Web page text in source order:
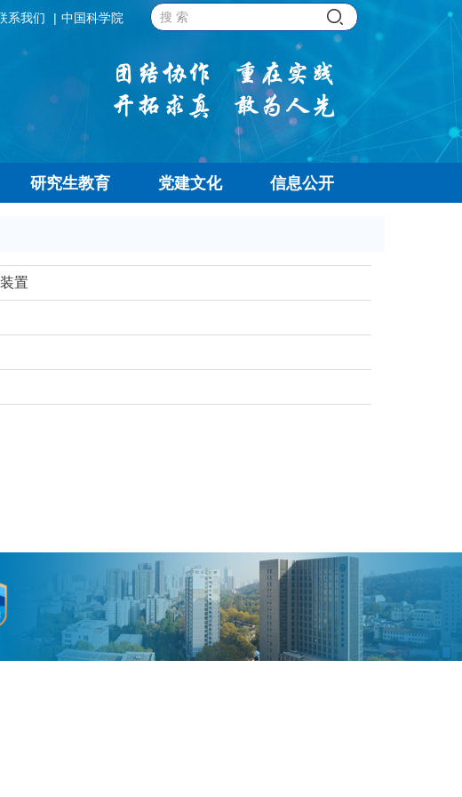
系我们 中国科学院
研究生教育 党建文化 信息公开
置